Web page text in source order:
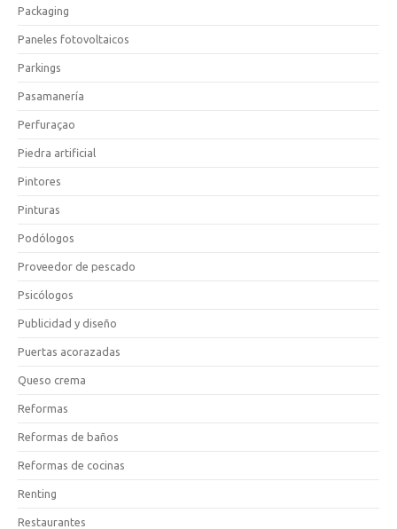
Packaging
Paneles fotovoltaicos
Parkings
Pasamanería
Perfuraçao
Piedra artificial
Pintores
Pinturas
Podólogos
Proveedor de pescado
Psicólogos
Publicidad y diseño
Puertas acorazadas
Queso crema
Reformas
Reformas de baños
Reformas de cocinas
Renting
Restaurantes